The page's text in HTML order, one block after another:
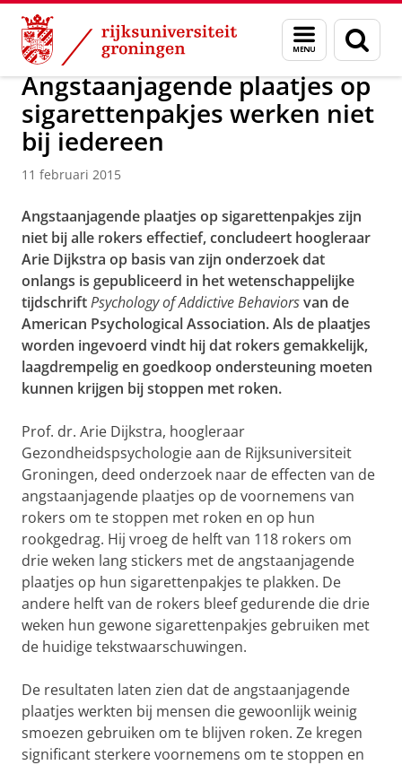
Skip
Content
Skip
Navigation
Menu
en
zoeken
Over ons Actueel Nieuws Nieuwsberichten
Angstaanjagende plaatjes op
sigarettenpakjes werken niet
bij iedereen
11 februari 2015
Angstaanjagende plaatjes op sigarettenpakjes zijn
niet bij alle rokers effectief, concludeert hoogleraar
Arie Dijkstra op basis van zijn onderzoek dat
onlangs is gepubliceerd in het wetenschappelijke
tijdschriftPsychology of Addictive Behaviorsvan de
American Psychological Association. Als de plaatjes
worden ingevoerd vindt hij dat rokers gemakkelijk,
laagdrempelig en goedkoop ondersteuning moeten
kunnen krijgen bij stoppen met roken.
Prof. dr. Arie Dijkstra, hoogleraar
Gezondheidspsychologie aan de Rijksuniversiteit
Groningen, deed onderzoek naar de effecten van de
angstaanjagende plaatjes op de voornemens van
rokers om te stoppen met roken en op hun
rookgedrag. Hij vroeg de helft van 118 rokers om
drie weken lang stickers met de angstaanjagende
plaatjes op hun sigarettenpakjes te plakken. De
andere helft van de rokers bleef gedurende die drie
weken hun gewone sigarettenpakjes gebruiken met
de huidige tekstwaarschuwingen.
De resultaten laten zien dat de angstaanjagende
plaatjes werkten bij mensen die gewoonlijk weinig
smoezen gebruiken om te blijven roken. Ze kregen
significant sterkere voornemens om te stoppen en